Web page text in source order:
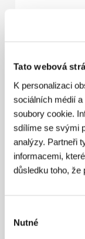
Tato webová
K personalizaci
sociálních médií
soubory cookie.
sdílíme se svými
analýzy. Partneři
informacemi,
důsledku toho, že
souhlasu
Nutné
Režie: Karim
Středa 8. 7. /
Čtvrtek 9. 7. /
Pátek 10. 7. /
Sobota 11. 7. /
Pramen